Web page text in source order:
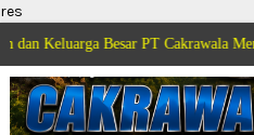
res
Besar PT Cakrawala Merdeka